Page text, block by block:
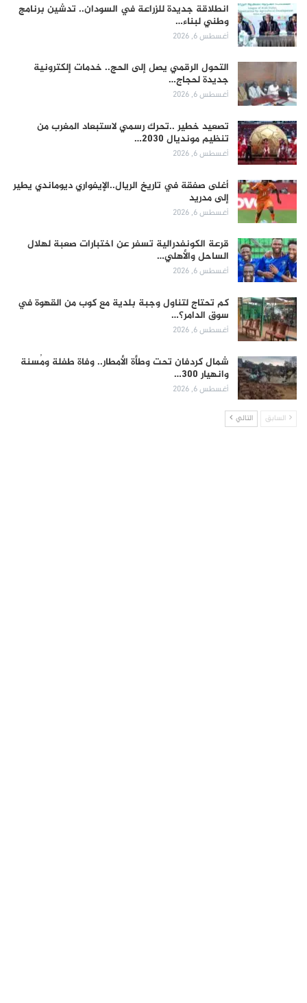
انطلاقة جديدة للزراعة في السودان.. تدشين برنامج
وطني لبناء…
أغسطس 6, 2026
التحول الرقمي يصل إلى الحج.. خدمات إلكترونية
جديدة لحجاج…
أغسطس 6, 2026
تصعيد خطير ..تحرك رسمي لاستبعاد المغرب من
تنظيم مونديال 2030…
أغسطس 6, 2026
أغلى صفقة في تاريخ الريال..الإيفواري ديوماندي يطير
إلى مدريد
أغسطس 6, 2026
قرعة الكونفدرالية تسفر عن اختبارات صعبة لهلال
الساحل والأهلي…
أغسطس 6, 2026
كم تحتاج لتناول وجبة بلدية مع كوب من القهوة في
سوق الدامر؟…
أغسطس 6, 2026
شمال كردفان تحت وطأة الأمطار.. وفاة طفلة ومُسنة
وانهيار 300…
أغسطس 6, 2026
السابق التالي